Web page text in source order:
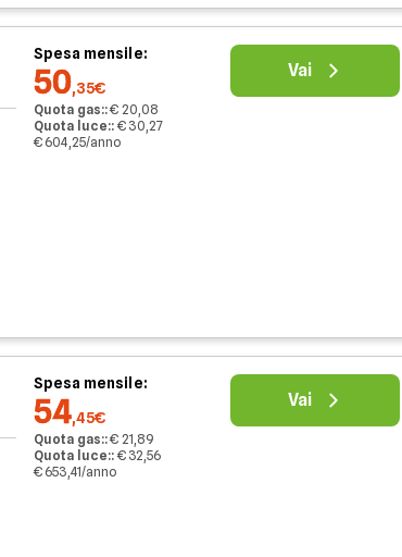
Spesa mensile:
50,35€
Quota gas::€ 20,08
Quota luce::€ 30,27
€ 604,25/anno
Vai
Spesa mensile:
54,45€
Quota gas::€ 21,89
Quota luce::€ 32,56
€ 653,41/anno
Vai